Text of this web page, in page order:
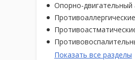
Опорно-двигательный
Противоаллергические
Показать все разделы